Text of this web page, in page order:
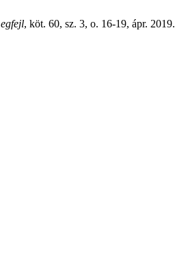
egfejl, köt. 60, sz. 3, o. 16-19, ápr. 2019.